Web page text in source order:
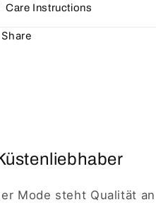
Care Instructions
Share
Mode steht Qualität an